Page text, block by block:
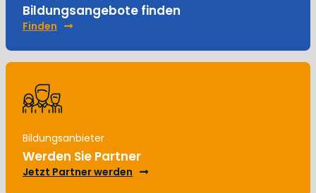
Bildungsangebote finden
Finden
Bildungsanbieter
Werden Sie Partner
Jetzt Partner werden